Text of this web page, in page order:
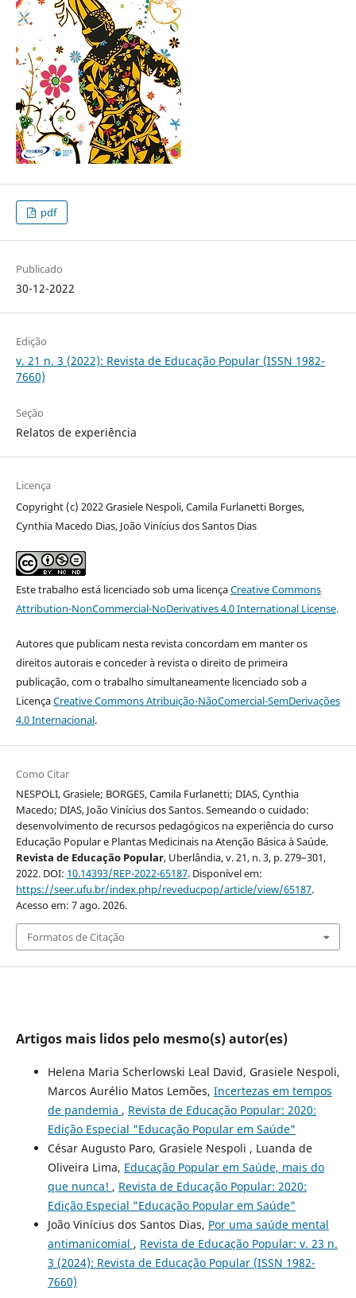
pdf
Publicado
30-12-2022
Edição
v. 21 n. 3 (2022): Revista de Educação Popular (ISSN 1982-
7660)
Seção
Relatos de experiência
Licença
Copyright (c) 2022 Grasiele Nespoli, Camila Furlanetti Borges,
Cynthia Macedo Dias, João Vinícius dos Santos Dias
Este trabalho está licenciado sob uma licençaCreative Commons
Attribution-NonCommercial-NoDerivatives 4.0 International License.
Autores que publicam nesta revista concordam em manter os
direitos autorais e conceder à revista o direito de primeira
publicação, com o trabalho simultaneamente licenciado sob a
LicençaCreative Commons Atribuição-NãoComercial-SemDerivações
4.0 Internacional.
Como Citar
NESPOLI, Grasiele; BORGES, Camila Furlanetti; DIAS, Cynthia
Macedo; DIAS, João Vinícius dos Santos. Semeando o cuidado:
desenvolvimento de recursos pedagógicos na experiência do curso
Educação Popular e Plantas Medicinais na Atenção Básica à Saúde.
Revista de Educação Popular, Uberlândia, v. 21, n. 3, p. 279–301,
2022. DOI: 10.14393/REP-2022-65187. Disponível em:
https://seer.ufu.br/index.php/reveducpop/article/view/65187.
Acesso em: 7 ago. 2026.
Formatos de Citação
Artigos mais lidos pelo mesmo(s) autor(es)
Helena Maria Scherlowski Leal David, Grasiele Nespoli,
Marcos Aurélio Matos Lemões, Incertezas em tempos
de pandemia , Revista de Educação Popular: 2020:
Edição Especial "Educação Popular em Saúde"
César Augusto Paro, Grasiele Nespoli , Luanda de
Oliveira Lima, Educação Popular em Saúde, mais do
que nunca! , Revista de Educação Popular: 2020:
Edição Especial "Educação Popular em Saúde"
João Vinícius dos Santos Dias, Por uma saúde mental
antimanicomial , Revista de Educação Popular: v. 23 n.
3 (2024): Revista de Educação Popular (ISSN 1982-
7660)